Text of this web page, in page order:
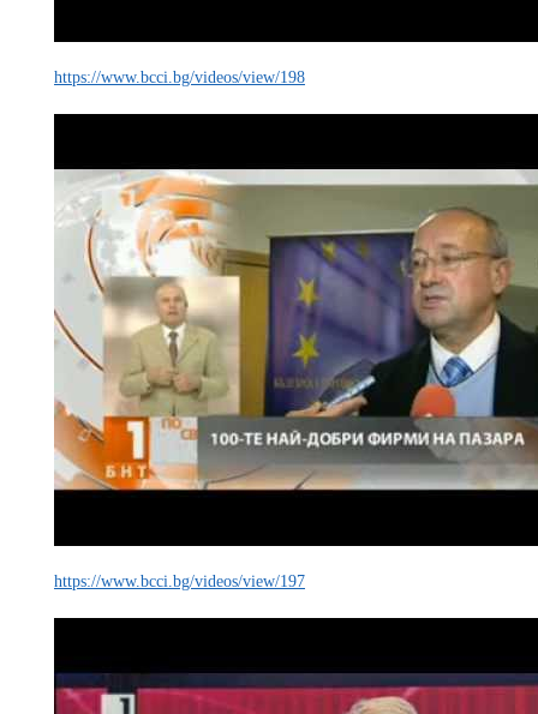
https://www.bcci.bg/videos/view/198
https://www.bcci.bg/videos/view/197